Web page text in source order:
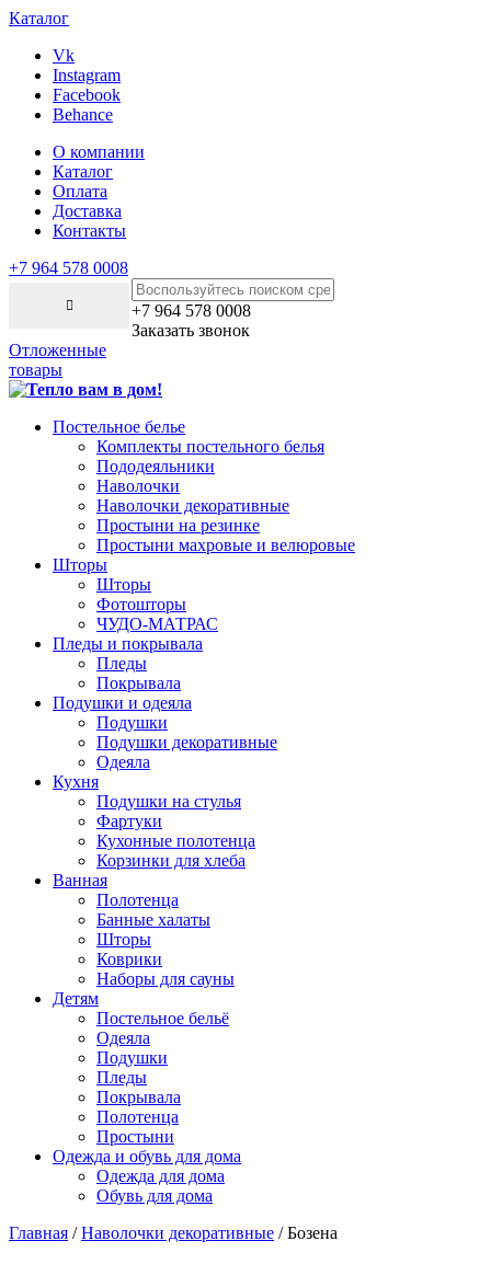
Каталог
Vk
Instagram
Facebook
Behance
О компании
Каталог
Оплата
Доставка
Контакты
+7 964 578 0008
+7 964 578 0008
Заказать звонок
Отложенные
товары
Постельное белье
Комплекты постельного белья
Пододеяльники
Наволочки
Наволочки декоративные
Простыни на резинке
Простыни махровые и велюровые
Шторы
Шторы
Фотошторы
ЧУДО-МАТРАС
Пледы и покрывала
Пледы
Покрывала
Подушки и одеяла
Подушки
Подушки декоративные
Одеяла
Кухня
Подушки на стулья
Фартуки
Кухонные полотенца
Корзинки для хлеба
Ванная
Полотенца
Банные халаты
Шторы
Коврики
Наборы для сауны
Детям
Постельное бельё
Одеяла
Подушки
Пледы
Покрывала
Полотенца
Простыни
Одежда и обувь для дома
Одежда для дома
Обувь для дома
Главная /Наволочки декоративные / Бозена